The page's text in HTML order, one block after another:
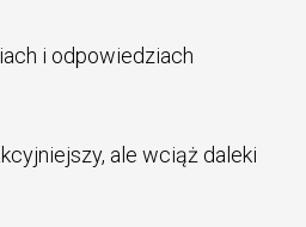
i odpowiedziach
ale wciąż daleki